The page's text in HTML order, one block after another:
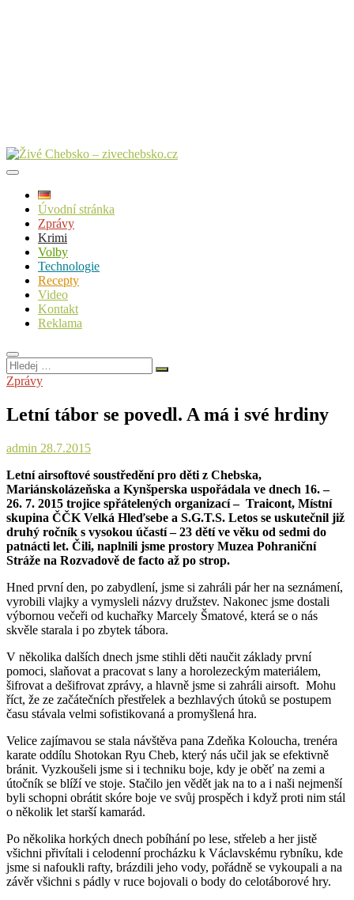
Úvodní stránka
Zprávy
Krimi
Volby
Technologie
Recepty
Video
Kontakt
Reklama
Hledej
…
Zprávy
Letní tábor se povedl. A má i své hrdiny
admin 28.7.2015
Letní airsoftové soustředění pro děti z Chebska,
Mariánskolázeňska a Kynšperska uspořádala ve dnech 16. –
26. 7. 2015 trojice spřátelených organizací – Traicont, Místní
skupina ČČK Velká Hleďsebe a S.G.T.S. Letos se uskutečnil již
druhý ročník s vysokou účastí – 23 dětí ve věku od sedmi do
patnácti let. Čili, naplnili jsme prostory Muzea Pohraniční
Stráže na Rozvadově de facto až po strop.
Hned první den, po zabydlení, jsme si zahráli pár her na seznámení,
vyrobili vlajky a vymysleli názvy družstev. Nakonec jsme dostali
výbornou večeři od kuchařky Marcely Šmatové, která se o nás
skvěle starala i po zbytek tábora.
V několika dalších dnech jsme stihli děti naučit základy první
pomoci, slaňovat a pracovat s lany a horolezeckým materiálem,
šifrovat a dešifrovat zprávy, a hlavně jsme si zahráli airsoft. Mohu
říct, že ze začátečních přestřelek a bezhlavých útoků se postupem
času stávala velmi sofistikovaná a promyšlená hra.
Velice zajímavou se stala návštěva pana Zdeňka Koloucha, trenéra
karate oddílu Shotokan Ryu Cheb, který nás učil jak se efektivně
bránit. Vyzkoušeli jsme si i techniku boje, kdy je oběť na zemi a
útočník se blíží ve stoje. Stačilo jen vědět jak na to a i naši nejmenší
byli schopni obrátit skóre boje ve svůj prospěch i když proti nim stál
o několik let starší kamarád.
Po několika horkých dnech pobíhání po lese, střeleb a her jistě
všichni přivítali i celodenní procházku k Václavskému rybníku, kde
jsme si nafoukli rafty, brázdili jeho vody, pořádně se vykoupali a na
závěr všichni s pádly v ruce bojovali o body do celotáborové hry.